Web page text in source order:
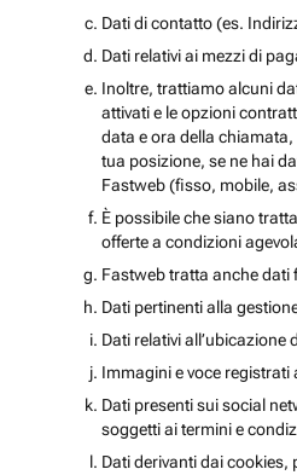
Dati di contatto (es.
Dati relativi ai mezzi di
Inoltre, trattiamo alcuni
attivati e le opzioni
data e ora della chiamata,
tua posizione, se ne hai
Fastweb (fisso, mobile,
È possibile che siano
offerte a condizioni
Fastweb tratta anche dati
Dati pertinenti alla
Dati relativi
Immagini e voce registrati
Dati presenti sui social
soggetti ai termini e
Dati derivanti dai cookies,